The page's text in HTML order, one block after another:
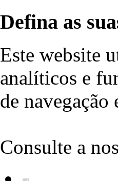
Defina as
Este website
analíticos e
de navegação
Consulte a